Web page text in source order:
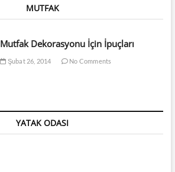
MUTFAK
Mutfak Dekorasyonu İçin İpuçları
Şubat 26, 2014 No Comments
YATAK ODASI